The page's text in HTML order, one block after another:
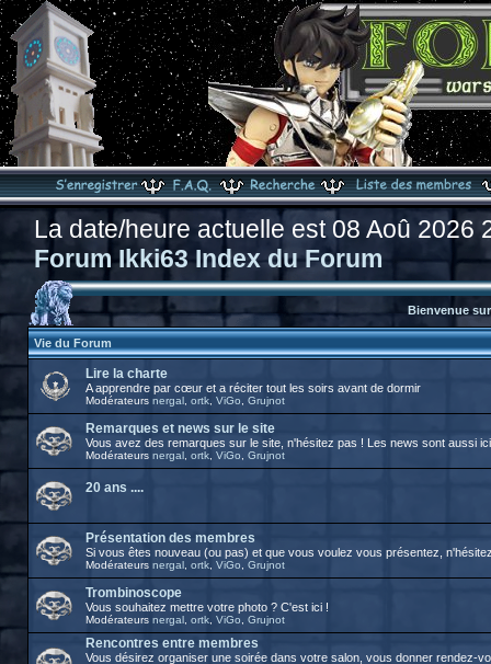
La date/heure actuelle est 08 Aoû 2026
Forum Ikki63 Index du Forum
Bienvenue
Vie du Forum
Lire la charte
A apprendre par cœur et a réciter tout les soirs avant de dormir
Modérateurs nergal, ortk, ViGo Grujnot
Remarques et news sur le site
Vous avez des remarques sur le site, n'hésitez pas ! Les news sont aussi
Modérateurs nergal, ortk, ViGo Grujnot
20 ans ....
Présentation des membres
Si vous êtes nouveau (ou pas) et que vous voulez vous présentez,
Modérateurs nergal, ortk, ViGo Grujnot
Trombinoscope
Vous souhaitez mettre votre photo ? C'est ici !
Modérateurs nergal, ortk, ViGo Grujnot
Rencontres entre membres
Vous désirez organiser une soirée dans votre salon, vous donner rendez-